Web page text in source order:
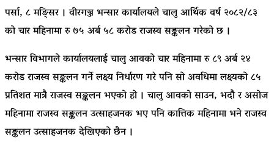
पर्सा, ८ मङ्सिर । वीरगञ्ज भन्सार कार्यालयले चालु आर्थिक वर्ष २०८२/८३
को चार महिनामा रु ७५ अर्ब ५८ करोड राजस्व सङ्कलन गरेको छ ।
भन्सार विभागले कार्यालयलाई चालु आवको चार महिनामा रु ८९ अर्ब २४
करोड राजस्व सङ्कलन गर्ने लक्ष्य निर्धारण गरे पनि सो अवधिमा लक्ष्यको ८५
प्रतिशत मात्रै राजस्व सङ्कलन भएको हो । चालु आवको साउन, भदौ र असोज
महिनामा राजस्व सङ्कलन उत्साहजनक भए पनि कात्तिक महिनामा भने राजस्व
सङ्कलन उत्साहजनक देखिएको छैन ।